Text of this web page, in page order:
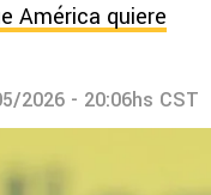
América quiere
2026 - 20:06hs CST